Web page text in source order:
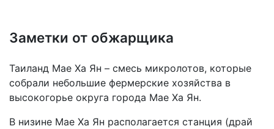
Заметки от обжарщика
Таиланд Мае Ха Ян – смесь микролотов, которые
собрали небольшие фермерские хозяйства в
высокогорье округа города Мае Ха Ян.
В низине Мае Ха Ян располагается станция (драй